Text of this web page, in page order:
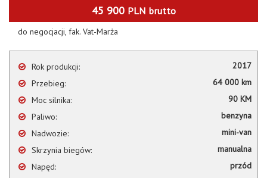
45 900 PLN brutto
do negocjacji, fak. Vat-Marża
Rok produkcji:
2017
Przebieg:
64 000 km
Moc silnika:
90 KM
Paliwo:
benzyna
Nadwozie:
mini-van
Skrzynia biegów:
manualna
Napęd:
przód